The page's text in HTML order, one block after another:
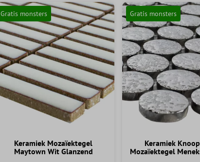
Gratis monsters
Keramiek Mozaïektegel
Maytown Wit Glanzend
Gratis monsters
Keramiek
Mozaïektegel